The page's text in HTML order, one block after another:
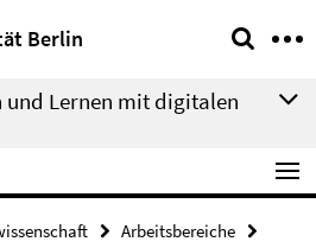
Berlin
und Lernen mit digitalen
Arbeitsbereiche